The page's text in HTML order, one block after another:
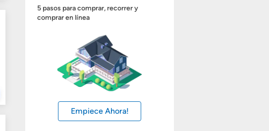
5 pasos para comprar, recorrer y
comprar en línea
Empiece Ahora!